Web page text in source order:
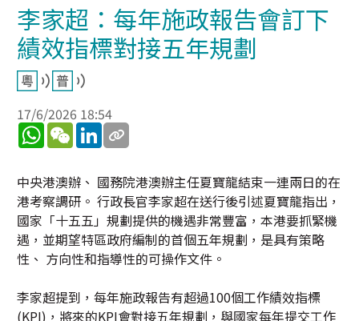
李家超：每年施政報告會訂下
績效指標對接五年規劃
17/6/2026 18:54
WhatsApp
WeChatLinkedIn
中央港澳辦、 國務院港澳辦主任夏寶龍結束一連兩日的在
港考察調研。 行政長官李家超在送行後引述夏寶龍指出，
國家「十五五」規劃提供的機遇非常豐富，本港要抓緊機
遇，並期望特區政府編制的首個五年規劃，是具有策略
性、 方向性和指導性的可操作文件。
李家超提到，每年施政報告有超過100個工作績效指標
(KPI)，將來的KPI會對接五年規劃，與國家每年提交工作